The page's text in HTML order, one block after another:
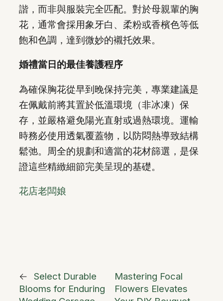
諧，而非與服裝完全匹配。對於母親輩的胸
花，通常會採用象牙白、柔粉或香檳色等低
飽和色調，達到微妙的襯托效果。
婚禮當日的最佳養護程序
為確保胸花從早到晚保持完美，專業建議是
在佩戴前將其置於低溫環境（非冰凍）保
存，並嚴格避免陽光直射或過熱環境。運輸
時務必使用透氣覆蓋物，以防悶熱導致結構
鬆弛。周全的規劃和適當的花材篩選，是保
證這些精緻細節完美呈現的基礎。
花店老闆娘
←
Select Durable
Blooms for Enduring
Mastering Focal
Flowers Elevates